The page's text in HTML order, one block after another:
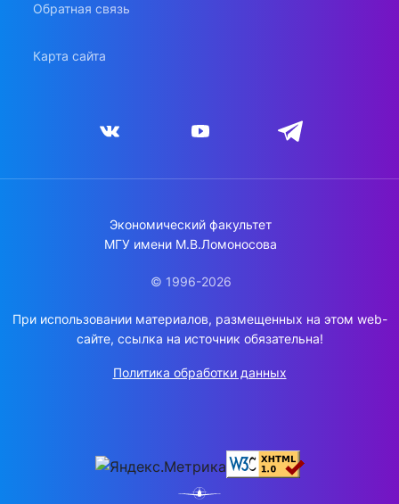
Обратная связь
Карта сайта
Экономический факультет
МГУ имени М.В.Ломоносова
© 1996-2026
При использовании материалов, размещенных на этом web-
сайте, ссылка на источник обязательна!
Политика обработки данных